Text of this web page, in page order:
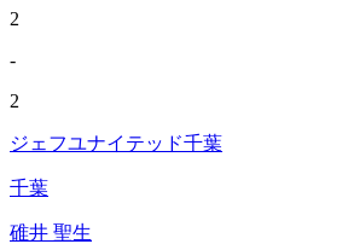
2
-
2
ジェフユナイテッド千葉
千葉
碓井 聖生